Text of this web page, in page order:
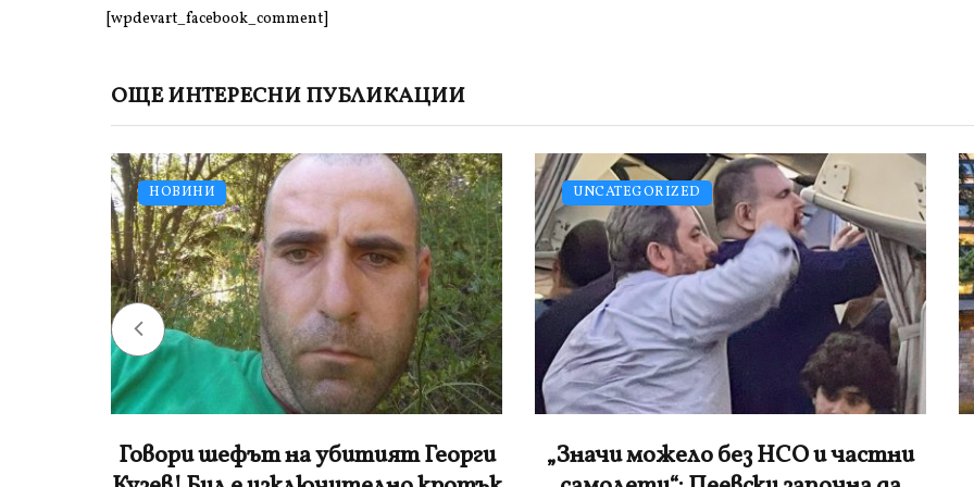
[wpdevart_facebook_comment]
ОЩЕ ИНТЕРЕСНИ ПУБЛИКАЦИИ
UNCATEGORIZED
„Значи можело без НСО и частни
НОВИНИ
Хотелиер в Банско: Групата от